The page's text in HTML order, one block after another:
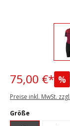
75,00 €* %
Preise inkl. MwSt.
Größe